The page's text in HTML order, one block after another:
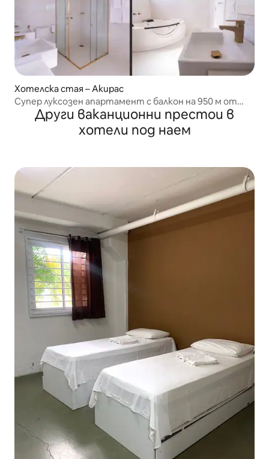
Хотелска стая – Акирас
Супер луксозен апартамент с балкон на 950 м от
Бийч Парк
Други ваканционни престои в
хотели под наем